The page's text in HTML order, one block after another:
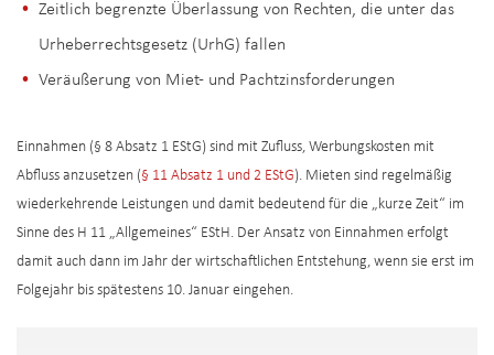
Zeitlich begrenzte Überlassung von Rechten, die unter das
Urheberrechtsgesetz (UrhG) fallen
Veräußerung von Miet- und Pachtzinsforderungen
Einnahmen (§ 8 Absatz 1 EStG) sind mit Zufluss, Werbungskosten mit
Abfluss anzusetzen (§ 11 Absatz 1 und 2 EStG). Mieten sind regelmäßig
wiederkehrende Leistungen und damit bedeutend für die „kurze Zeit“ im
Sinne des H 11 „Allgemeines“ EStH. Der Ansatz von Einnahmen erfolgt
damit auch dann im Jahr der wirtschaftlichen Entstehung, wenn sie erst im
Folgejahr bis spätestens 10. Januar eingehen.